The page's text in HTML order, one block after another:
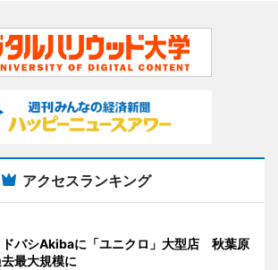
アクセスランキング
ドバシAkibaに「ユニクロ」大型店 秋葉原
最大規模に